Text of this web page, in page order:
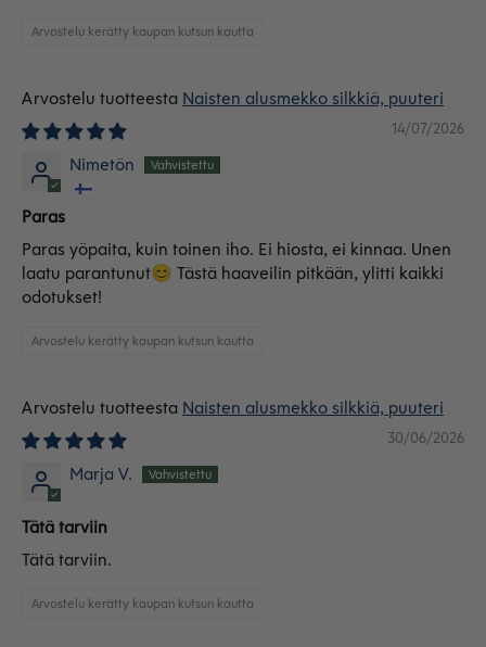
Arvostelu kerätty kaupan kutsun kautta
Naisten alusmekko silkkiä, puuteri
14/07/2026
Nimetön
Paras
Paras yöpaita, kuin toinen iho. Ei hiosta, ei kinnaa. Unen
laatu parantunut😊 Tästä haaveilin pitkään, ylitti kaikki
odotukset!
Arvostelu kerätty kaupan kutsun kautta
Naisten alusmekko silkkiä, puuteri
30/06/2026
Marja V.
Tätä tarviin
Tätä tarviin.
Arvostelu kerätty kaupan kutsun kautta